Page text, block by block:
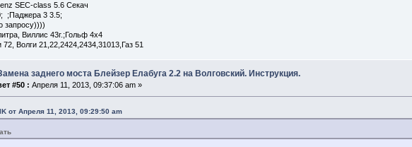
SEC-class 5.6 Секач
;Паджера 3 3.5;
запросу))))
Виллис 43г.;Гольф 4х4
Волги 21,22,2424,2434,31013,Газ 51
заднего моста Блейзер Елабуга 2.2 на Волговский. Инструкция.
#50 : Апреля 11, 2013, 09:37:06 am »
от Апреля 11, 2013, 09:29:50 am